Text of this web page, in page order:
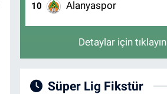
10 Alanyaspor
Detaylar için tıklayın
Süper Lig Fikstür